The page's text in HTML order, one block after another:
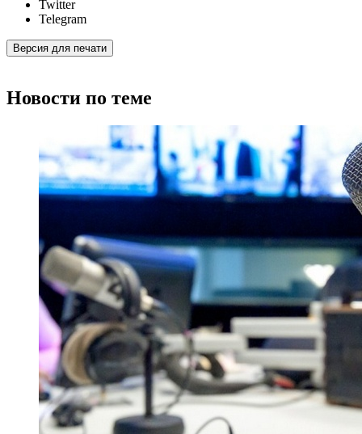
Twitter
Telegram
Версия для печати
Новости по теме